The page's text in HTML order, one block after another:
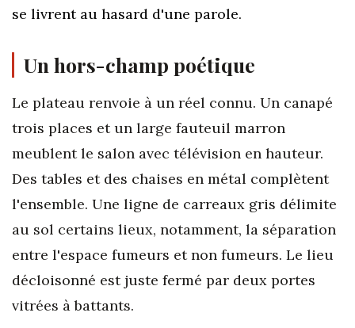
se livrent au hasard d'une parole.
Un hors-champ poétique
Le plateau renvoie à un réel connu. Un canapé
trois places et un large fauteuil marron
meublent le salon avec télévision en hauteur.
Des tables et des chaises en métal complètent
l'ensemble. Une ligne de carreaux gris délimite
au sol certains lieux, notamment, la séparation
entre l'espace fumeurs et non fumeurs. Le lieu
décloisonné est juste fermé par deux portes
vitrées à battants.